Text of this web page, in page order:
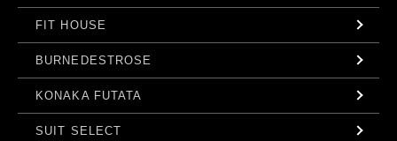
FIT HOUSE
BURNEDESTROSE
KONAKA FUTATA
SUIT SELECT